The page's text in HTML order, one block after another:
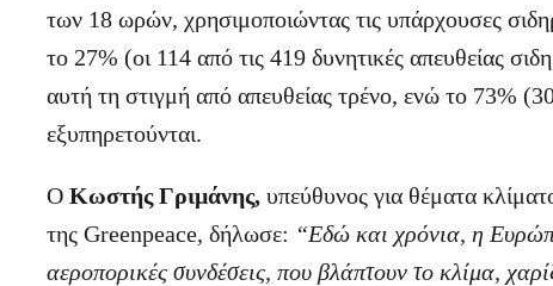
των 18 ωρών, χρησιμοποιώντας τις υπάρχουσες
το 27% (οι 114 από τις 419 δυνητικές απευθείας
αυτή τη στιγμή από απευθείας τρένο, ενώ το 73%
εξυπηρετούνται.
O Κωστής Γριμάνης, υπεύθυνος για θέματα
της Greenpeace, δήλωσε: “Εδώ και χρόνια, η
αεροπορικές συνδέσεις, που βλάπτουν το κλίμα,